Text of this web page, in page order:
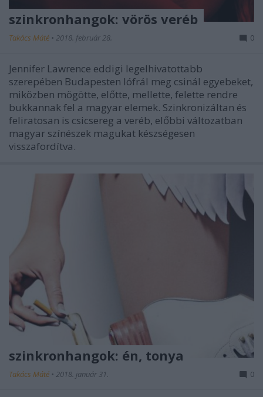
szinkronhangok: vörös veréb
Takács Máté • 2018. február 28. 0
Jennifer Lawrence eddigi legelhivatottabb
szerepében Budapesten lófrál meg csinál egyebeket,
miközben mögötte, előtte, mellette, felette rendre
bukkannak fel a magyar elemek. Szinkronizáltan és
feliratosan is csicsereg a veréb, előbbi változatban
magyar színészek magukat készségesen
visszafordítva.
szinkronhangok: én, tonya
Takács Máté • 2018. január 31. 0